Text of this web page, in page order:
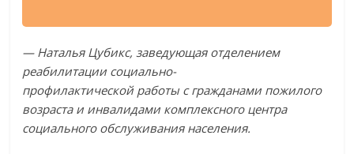
— Наталья Цубикс, заведующая отделением
реабилитации социально-
профилактической работы с гражданами пожилого
возраста и инвалидами комплексного центра
социального обслуживания населения.